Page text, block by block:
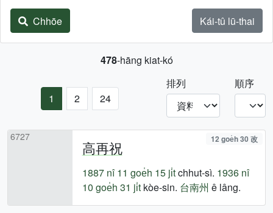
Chhōe Kái-tû lū-thai
478-hāng kiat-kó
1 2 24
排列 順序
6727
高再祝 12 goe̍h 30 改
1887 nî 11 goe̍h 15 ji̍tchhut-sì. 1936 nî
10 goe̍h 31 ji̍tkòe-sin. 台南州 ê lâng.